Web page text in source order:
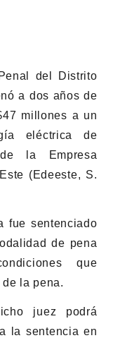
del Distrito
a dos años de
millones a un
eléctrica de
la Empresa
(Edeeste, S.
fue sentenciado
de pena
que
la pena.
juez podrá
la sentencia en